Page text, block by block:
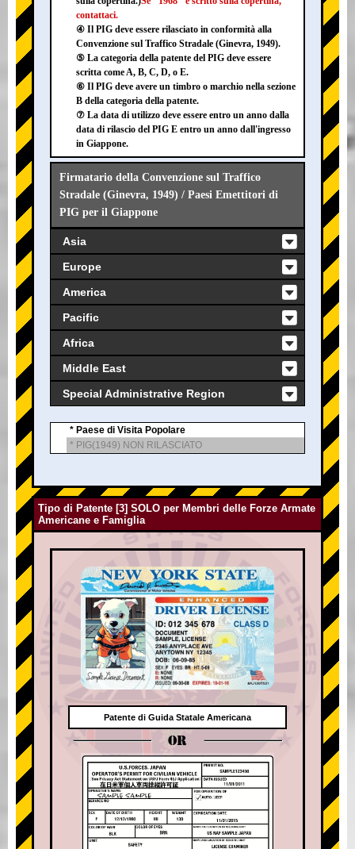
contattaci.
④ Il PIG deve essere rilasciato in conformità alla
Convenzione sul Traffico Stradale (Ginevra, 1949).
⑤ La categoria della patente del PIG deve essere
scritta come A, B, C, D, o E.
⑥ Il PIG deve avere un timbro o marchio nella sezione
B della categoria della patente.
⑦ La data di utilizzo deve essere entro un anno dalla
data di rilascio del PIG E entro un anno dall'ingresso
in Giappone.
Firmatario della Convenzione sul Traffico
Stradale (Ginevra, 1949) / Paesi Emettitori di
PIG per il Giappone
Asia
Europe
America
Pacific
Africa
Middle East
Special Administrative Region
* Paese di Visita Popolare
* PIG(1949) NON RILASCIATO
Tipo di Patente [3] SOLO per Membri delle Forze Armate
Americane e Famiglia
Patente di Guida Statale Americana
OR